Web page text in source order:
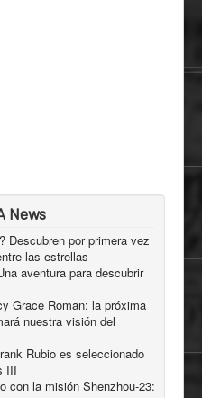
News
Descubren por primera vez
las estrellas
aventura para descubrir
Grace Roman: la próxima
nuestra visión del
Rubio es seleccionado
III
con la misión Shenzhou-23: